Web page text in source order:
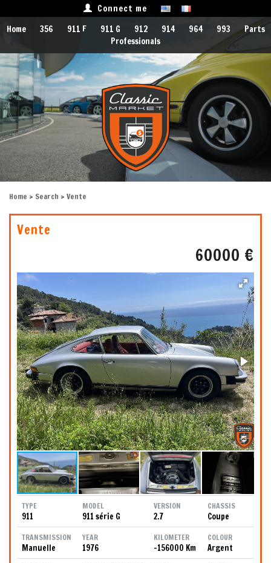
Connect me
Home
356 911 F 911 G 912 914 964 993
Parts
Professionals
Home > Search > Vente
Vente
60000 €
TYPE
911
MODEL
911 série G
VERSION
2.7
CHASSIS
Coupe
TRANSMISSION
Manuelle
YEAR
1976
KILOMETER
-156000 Km
COLOUR
Argent